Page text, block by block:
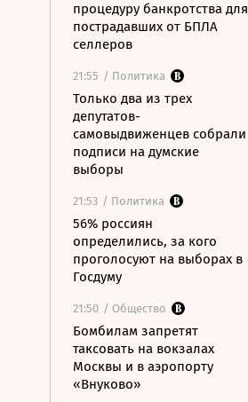
процедуру банкротства для
пострадавших от БПЛА
селлеров
21:55 / Политика
Только два из трех
депутатов-
самовыдвиженцев собрали
подписи на думские
выборы
21:53 / Политика
56% россиян
определились, за кого
проголосуют на выборах в
Госдуму
21:50 / Общество
Бомбилам запретят
таксовать на вокзалах
Москвы и в аэропорту
«Внуково»